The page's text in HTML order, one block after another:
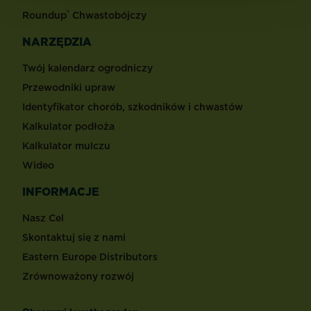
Roundup® Chwastobójczy
NARZĘDZIA
Twój kalendarz ogrodniczy
Przewodniki upraw
Identyfikator chorób, szkodników i chwastów
Kalkulator podłoża
Kalkulator mulczu
Wideo
INFORMACJE
Nasz Cel
Skontaktuj się z nami
Eastern Europe Distributors
Zrównoważony rozwój